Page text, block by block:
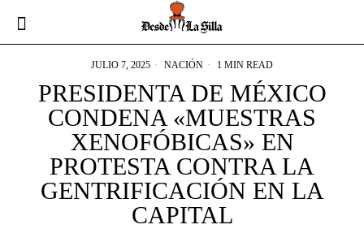
JULIO 7, 2025 NACIÓN 1 MIN READ
PRESIDENTA DE MÉXICO
CONDENA «MUESTRAS
XENOFÓBICAS» EN
PROTESTA CONTRA LA
GENTRIFICACIÓN EN LA
CAPITAL